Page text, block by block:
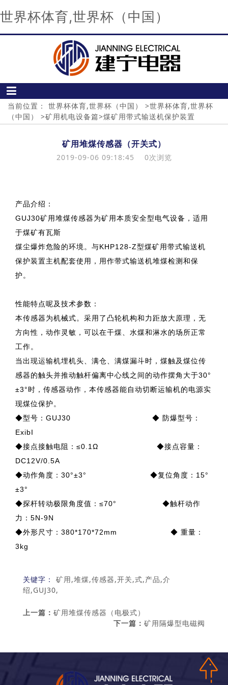
世界杯体育,世界杯（中国）
当前位置： 世界杯体育,世界杯（中国） >世界杯体育,世界杯
（中国） >矿用机电设备篇>煤矿用带式输送机保护装置
矿用堆煤传感器（开关式）
2019-09-06 09:18:45 0次浏览
产品介绍：
GUJ30矿用堆煤传感器为矿用本质安全型电气设备，适用
于煤矿有瓦斯
煤尘爆炸危险的环境。与KHP128-Z型煤矿用带式输送机
保护装置主机配套使用，用作带式输送机堆煤检测和保
护。
性能特点呢及技术参数：
本传感器为机械式。采用了凸轮机构和力距放大原理，无
方向性，动作灵敏，可以在干煤、水煤和淋水的场所正常
工作。
当出现运输机埋机头、满仓、满煤漏斗时，煤触及煤位传
感器的触头并推动触杆偏离中心线之间的动作摆角大于30°
±3°时，传感器动作，本传感器能自动切断运输机的电源实
现煤位保护。
◆型号：GUJ30 ◆ 防爆型号：
ExibI
◆接点接触电阻：≤0.1Ω ◆接点容量：
DC12V/0.5A
◆动作角度：30°±3° ◆复位角度：15°
±3°
◆探杆转动极限角度值：≤70° ◆触杆动作
力：5N-9N
◆外形尺寸：380*170*72mm ◆ 重量：
3kg
关键字：
矿用,堆煤,传感器,开关,式,产品,介
绍,GUJ30,
上一篇： 矿用堆煤传感器（电极式）
下一篇： 矿用隔爆型电磁阀